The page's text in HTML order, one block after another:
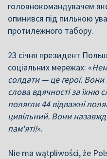
головнокомандувачем
опинився під пильною
протилежного табору.
23 січня президент
соціальних мережах: «
солдати — це герої. Вони
слова вдячності за їхню
полягли 44 відважні
цивільний. Вони
пам'яті!».
Nie ma wątpliwości, że